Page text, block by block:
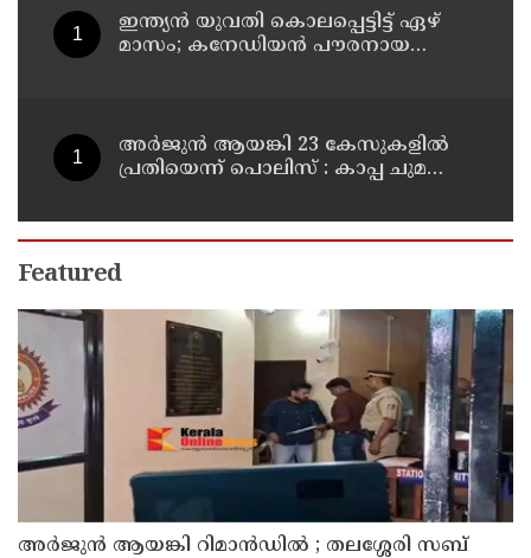
ഇന്ത്യന്‍ യുവതി കൊലപ്പെട്ടിട്ട് ഏഴ്
മാസം; കനേഡിയന്‍ പൗരനായ
അര്‍ജുന്‍ ആയങ്കി 23 കേസുകളില്‍
പ്രതിയെന്ന് പൊലിസ് : കാപ്പ ചുമത്തി
Featured
അര്‍ജുന്‍ ആയങ്കി റിമാന്‍ഡില്‍ ; തലശ്ശേരി സബ്